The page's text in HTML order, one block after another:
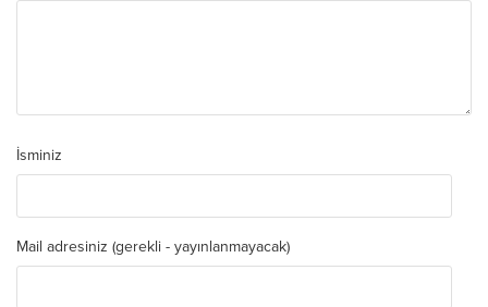
İsminiz
Mail adresiniz (gerekli - yayınlanmayacak)